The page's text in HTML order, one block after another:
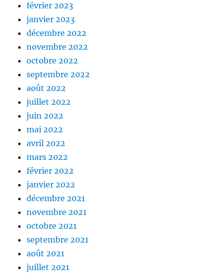
février 2023
janvier 2023
décembre 2022
novembre 2022
octobre 2022
septembre 2022
août 2022
juillet 2022
juin 2022
mai 2022
avril 2022
mars 2022
février 2022
janvier 2022
décembre 2021
novembre 2021
octobre 2021
septembre 2021
août 2021
juillet 2021